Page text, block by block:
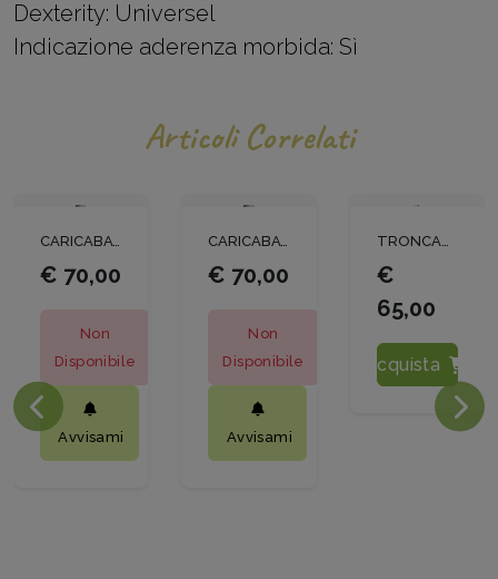
Dexterity: Universel
Indicazione aderenza morbida: Sì
Articoli Correlati
CARICABATTERIE BAHCO
€ 70,00
Non
Disponibile
Avvisami
CARICABATTERIE BAHCO
€ 70,00
Non
Disponibile
Avvisami
TRONCARAMI WEISSHORN 280
€
65,00
Acquista